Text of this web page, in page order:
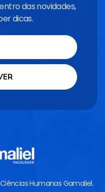
das novidades,
dicas.
Humanas Gamaliel.